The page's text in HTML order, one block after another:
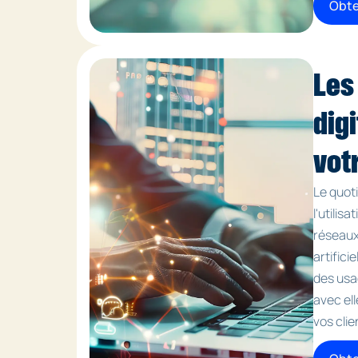
Le
des
avec
vos